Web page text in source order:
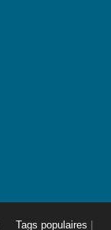
Tags populaires